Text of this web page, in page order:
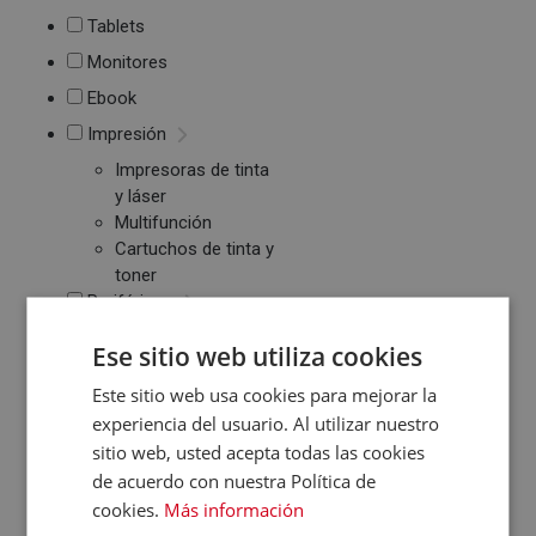
Tablets
Monitores
Ebook
Impresión
Impresoras de tinta
y láser
Multifunción
Cartuchos de tinta y
toner
Periféricos
Teclados
WebCams y
Micrófonos
Almacenamiento
Pendrive y Tarjetas
de Memoria
Ese sitio web utiliza cookies
Este sitio web usa cookies para mejorar la
experiencia del usuario. Al utilizar nuestro
sitio web, usted acepta todas las cookies
de acuerdo con nuestra Política de
cookies. Más información